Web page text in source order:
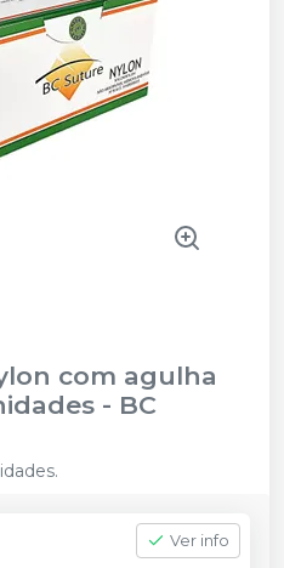
com agulha
- BC
Ver info